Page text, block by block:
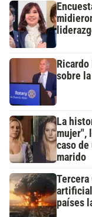
sobre
La
mujer",
caso de
marido
países